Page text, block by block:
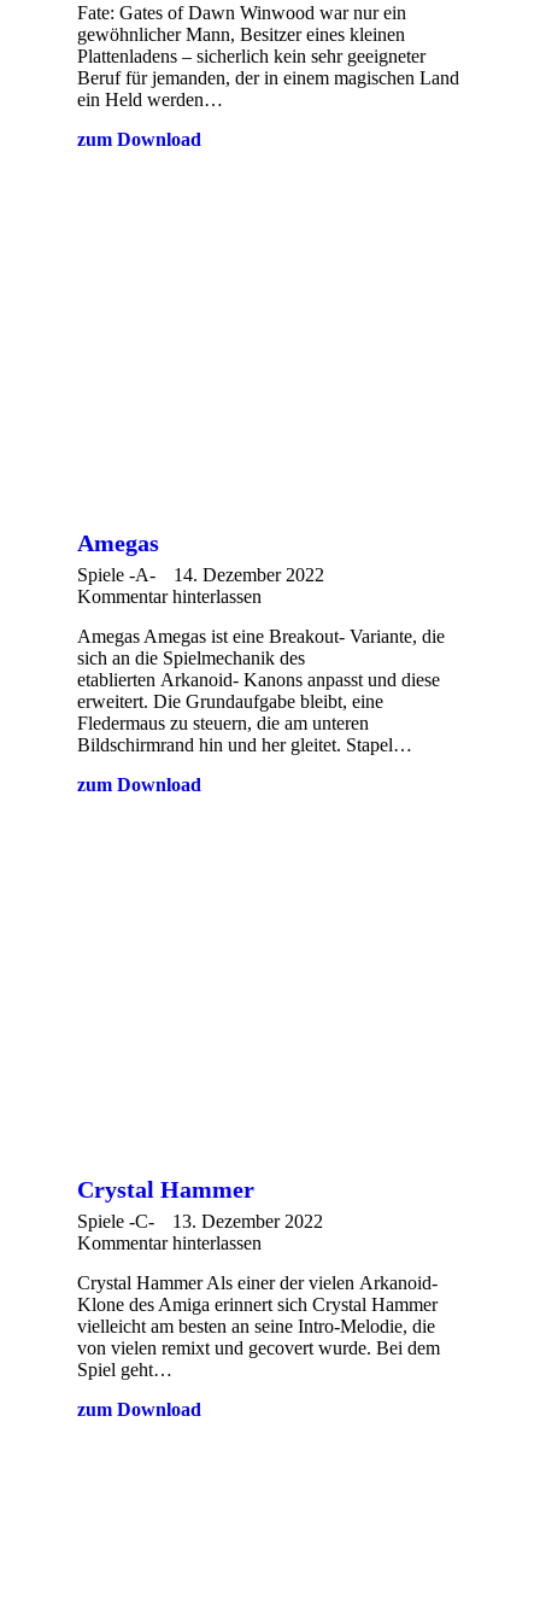
Fate: Gates of Dawn Winwood war nur ein
gewöhnlicher Mann, Besitzer eines kleinen
Plattenladens – sicherlich kein sehr geeigneter
Beruf für jemanden, der in einem magischen Land
ein Held werden…
zum Download
Amegas
Spiele -A-
14. Dezember 2022
Kommentar hinterlassen
Amegas Amegas ist eine Breakout- Variante, die
sich an die Spielmechanik des
etablierten Arkanoid- Kanons anpasst und diese
erweitert. Die Grundaufgabe bleibt, eine
Fledermaus zu steuern, die am unteren
Bildschirmrand hin und her gleitet. Stapel…
zum Download
Crystal Hammer
Spiele -C-
13. Dezember 2022
Kommentar hinterlassen
Crystal Hammer Als einer der vielen Arkanoid-
Klone des Amiga erinnert sich Crystal Hammer
vielleicht am besten an seine Intro-Melodie, die
von vielen remixt und gecovert wurde. Bei dem
Spiel geht…
zum Download